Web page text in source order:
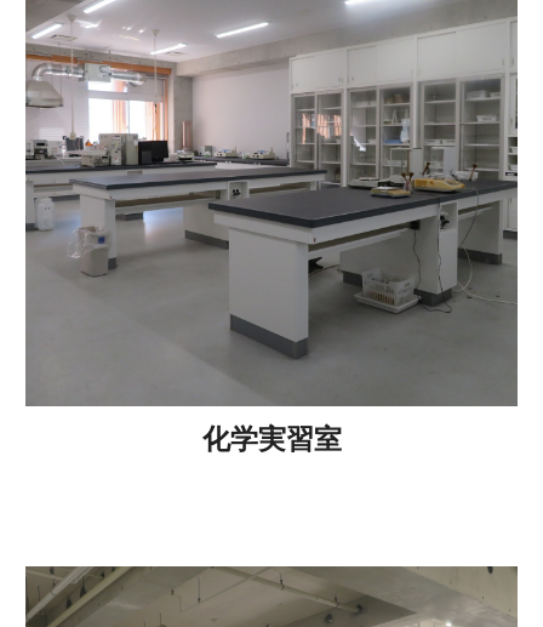
化学実習室